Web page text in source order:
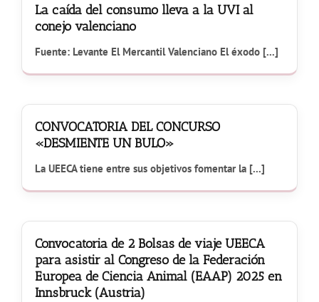
La caída del consumo lleva a la UVI al
conejo valenciano
Fuente: Levante El Mercantil Valenciano El éxodo [...]
CONVOCATORIA DEL CONCURSO
«DESMIENTE UN BULO»
La UEECA tiene entre sus objetivos fomentar la [...]
Convocatoria de 2 Bolsas de viaje UEECA
para asistir al Congreso de la Federación
Europea de Ciencia Animal (EAAP) 2025 en
Innsbruck (Austria)